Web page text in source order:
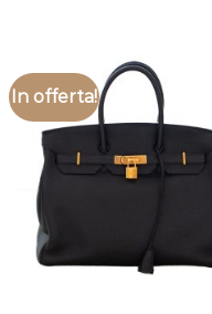
In offerta!